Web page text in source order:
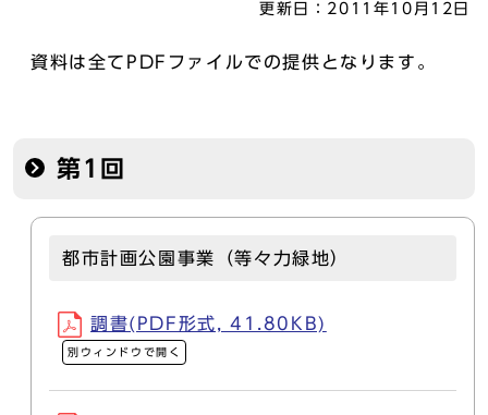
更新日： 2011年10月12日
資料は全てPDFファイルでの提供となります。
第1回
都市計画公園事業（等々力緑地）
調書(PDF形式, 41.80KB)
別ウィンドウで開く